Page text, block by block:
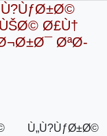
Ø£Ù†
ØªØ­